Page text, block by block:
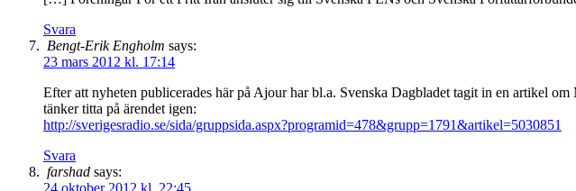
Svara
Bengt-Erik Engholm says:
23 mars 2012 kl. 17:14
Efter att nyheten publicerades här på Ajour har bl.a. Svenska Dagbladet tagit in en artikel
tänker titta på ärendet igen:
http://sverigesradio.se/sida/gruppsida.aspx?programid=478&grupp=1791&artikel=5030851
Svara
farshad says:
24 oktober 2012 kl. 22:45